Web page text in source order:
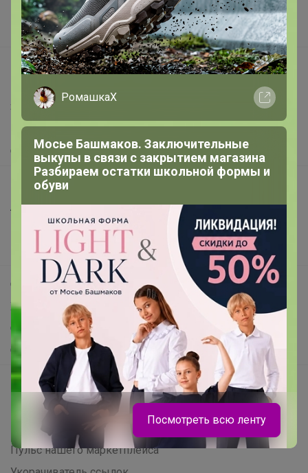
Поставщикам
Вакансии
support@24-ok.ru
Написать в поддержку
Защита покупателя
Помощь
О нас
Все предложения
Анонсы
Новости
Поддержка альпак
Самое выгодное
Хиты продаж
Самое желанное
Самое быстрое
Начать зарабатывать с 24-ok
Picabox.ru - Лучшее место для ваших изображений
Розыгрыш - Генератор случайных чисел
Пульс нашего маркетплейса
РомашкаХ
Мосье Башмаков. Заключительные
выкупы в связи с закрытием магазина
Разбираем остатки школьной формы и
обуви
Посмотреть всю ленту